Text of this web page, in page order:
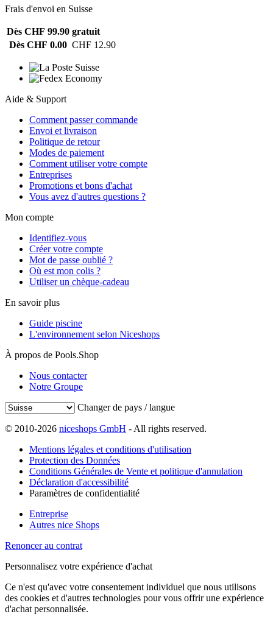
Frais d'envoi en Suisse
Dès CHF 99.90 gratuit
Dès CHF 0.00 CHF 12.90
Aide & Support
Comment passer commande
Envoi et livraison
Politique de retour
Modes de paiement
Comment utiliser votre compte
Entreprises
Promotions et bons d'achat
Vous avez d'autres questions ?
Mon compte
Identifiez-vous
Créer votre compte
Mot de passe oublié ?
Où est mon colis ?
Utiliser un chèque-cadeau
En savoir plus
Guide piscine
L'environnement selon Niceshops
À propos de Pools.Shop
Nous contacter
Notre Groupe
Changer de pays / langue
© 2010-2026 niceshops GmbH - All rights reserved.
Mentions légales et conditions d'utilisation
Protection des Données
Conditions Générales de Vente et politique d'annulation
Déclaration d'accessibilité
Paramètres de confidentialité
Entreprise
Autres nice Shops
Renoncer au contrat
Personnalisez votre expérience d'achat
Ce n'est qu'avec votre consentement individuel que nous utilisons
des cookies et d'autres technologies pour vous offrir une expérience
d'achat personnalisée.